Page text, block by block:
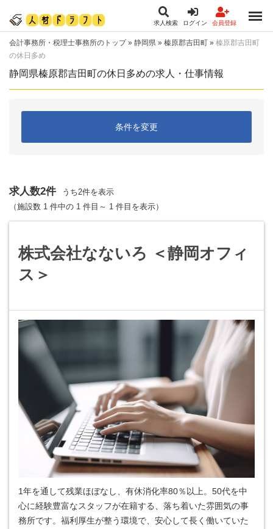
求人検索 ログイン 会員登録
会計事務所・税理士事務所のトップ» 静岡県 » 榛原郡吉田町 » 榛原郡吉田町
の休日多め
静岡県榛原郡吉田町の休日多めの求人・仕事情報
条件を変更
求人数2件
うち2件を表示
（施設数 1 件中の 1 件目～ 1 件目を表示）
株式会社なないろ ＜静岡オフィ
ス＞
1年を通して残業ほぼなし、有休消化率80％以上。50代を中
心に経験豊富なスタッフが在籍する、落ち着いた雰囲気の事
務所です。福利厚生が整う環境で、安心して長く働いていた